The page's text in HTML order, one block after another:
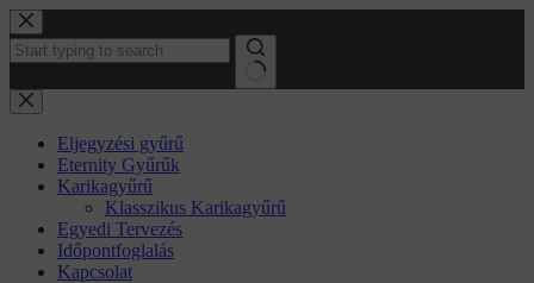
Ugrás
a
tartalomhoz
No
results
Eljegyzési gyűrű
Eternity Gyűrűk
Karikagyűrű
Klasszikus Karikagyűrű
Egyedi Tervezés
Időpontfoglalás
Kapcsolat